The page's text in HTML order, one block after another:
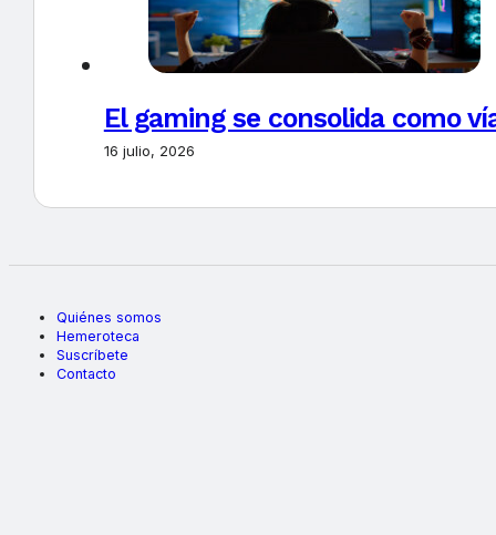
El gaming se consolida como
16 julio, 2026
Quiénes somos
Hemeroteca
Suscríbete
Contacto